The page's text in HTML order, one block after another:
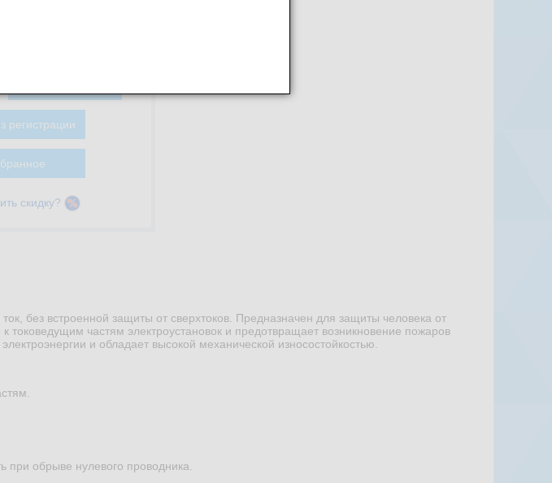
регистрации
скидку?
без встроенной защиты от сверхтоков. Предназначен для защиты человека от
частям электроустановок и предотвращает возникновение пожаров
и обладает высокой механической износостойкостью.
при обрыве нулевого проводника.